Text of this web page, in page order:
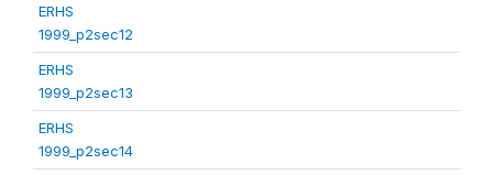
ERHS
1999_p2sec12
ERHS
1999_p2sec13
ERHS
1999_p2sec14